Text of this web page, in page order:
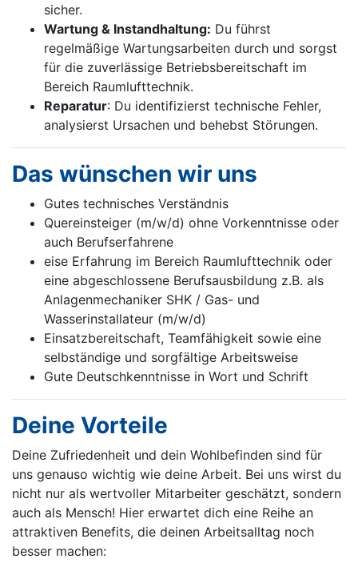
sicher.
Wartung & Instandhaltung: Du führst
regelmäßige Wartungsarbeiten durch und sorgst
für die zuverlässige Betriebsbereit­schaft im
Bereich Raumlufttechnik.
Reparatur: Du identifizierst technische Fehler,
analysierst Ursachen und behebst Störungen.
Das wünschen wir uns
Gutes technisches Verständnis
Quereinsteiger (m/w/d) ohne Vorkenntnisse oder
auch Berufserfahrene
eise Erfahrung im Bereich Raumlufttechnik oder
eine abgeschlossene Berufsaus­bildung z.B. als
Anlagenmechaniker SHK / Gas- und
Wasserinstallateur (m/w/d)
Einsatzbereitschaft, Teamfähigkeit sowie eine
selbständige und sorgfältige Arbeitsweise
Gute Deutschkenntnisse in Wort und Schrift
Deine Vorteile
Deine Zufriedenheit und dein Wohlbefinden sind für
uns genauso wichtig wie deine Arbeit. Bei uns wirst du
nicht nur als wertvoller Mitarbeiter geschätzt, sondern
auch als Mensch! Hier erwartet dich eine Reihe an
attraktiven Benefits, die deinen Arbeitsalltag noch
besser machen: